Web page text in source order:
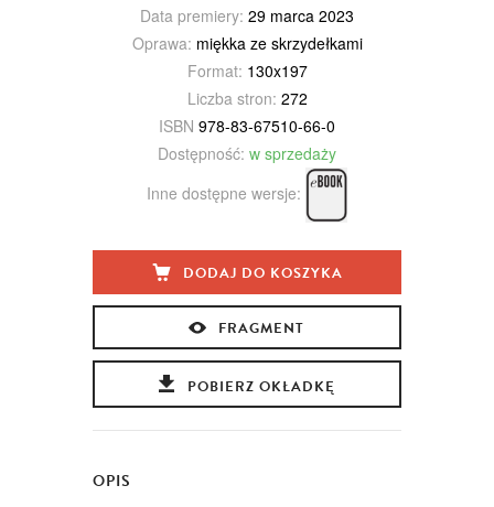
Data premiery: 29 marca 2023
Oprawa: miękka ze skrzydełkami
Format: 130x197
Liczba stron: 272
ISBN 978-83-67510-66-0
Dostępność: w sprzedaży
Inne dostępne wersje:
DODAJ DO KOSZYKA
FRAGMENT
POBIERZ OKŁADKĘ
OPIS